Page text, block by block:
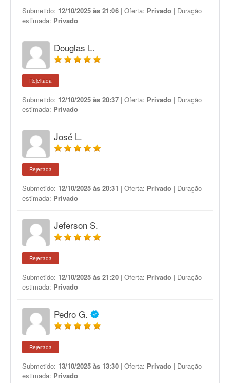
Submetido: 12/10/2025 às 21:06 | Oferta: Privado | Duração
estimada: Privado
Douglas L.
Rejeitada
Submetido: 12/10/2025 às 20:37 | Oferta: Privado | Duração
estimada: Privado
José L.
Rejeitada
Submetido: 12/10/2025 às 20:31 | Oferta: Privado | Duração
estimada: Privado
Jeferson S.
Rejeitada
Submetido: 12/10/2025 às 21:20 | Oferta: Privado | Duração
estimada: Privado
Pedro G.
Rejeitada
Submetido: 13/10/2025 às 13:30 | Oferta: Privado | Duração
estimada: Privado